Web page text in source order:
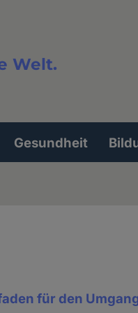
Welt.
Gesundheit
für den